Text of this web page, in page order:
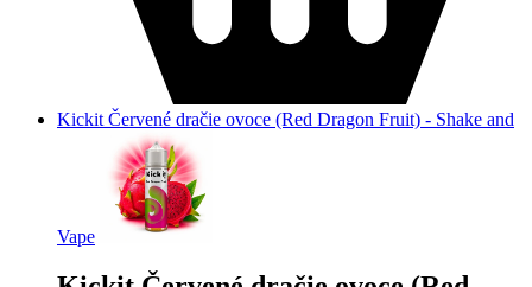
Kickit Červené dračie ovoce (Red Dragon Fruit) - Shake and
Vape